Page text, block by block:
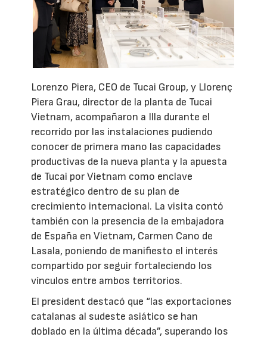
Lorenzo Piera, CEO de Tucai Group, y Llorenç
Piera Grau, director de la planta de Tucai
Vietnam, acompañaron a Illa durante el
recorrido por las instalaciones pudiendo
conocer de primera mano las capacidades
productivas de la nueva planta y la apuesta
de Tucai por Vietnam como enclave
estratégico dentro de su plan de
crecimiento internacional. La visita contó
también con la presencia de la embajadora
de España en Vietnam, Carmen Cano de
Lasala, poniendo de manifiesto el interés
compartido por seguir fortaleciendo los
vínculos entre ambos territorios.
El president destacó que “las exportaciones
catalanas al sudeste asiático se han
doblado en la última década”, superando los